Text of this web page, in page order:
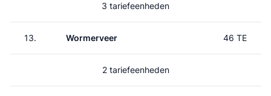
3 tariefeenheden
13. Wormerveer 46 TE
2 tariefeenheden